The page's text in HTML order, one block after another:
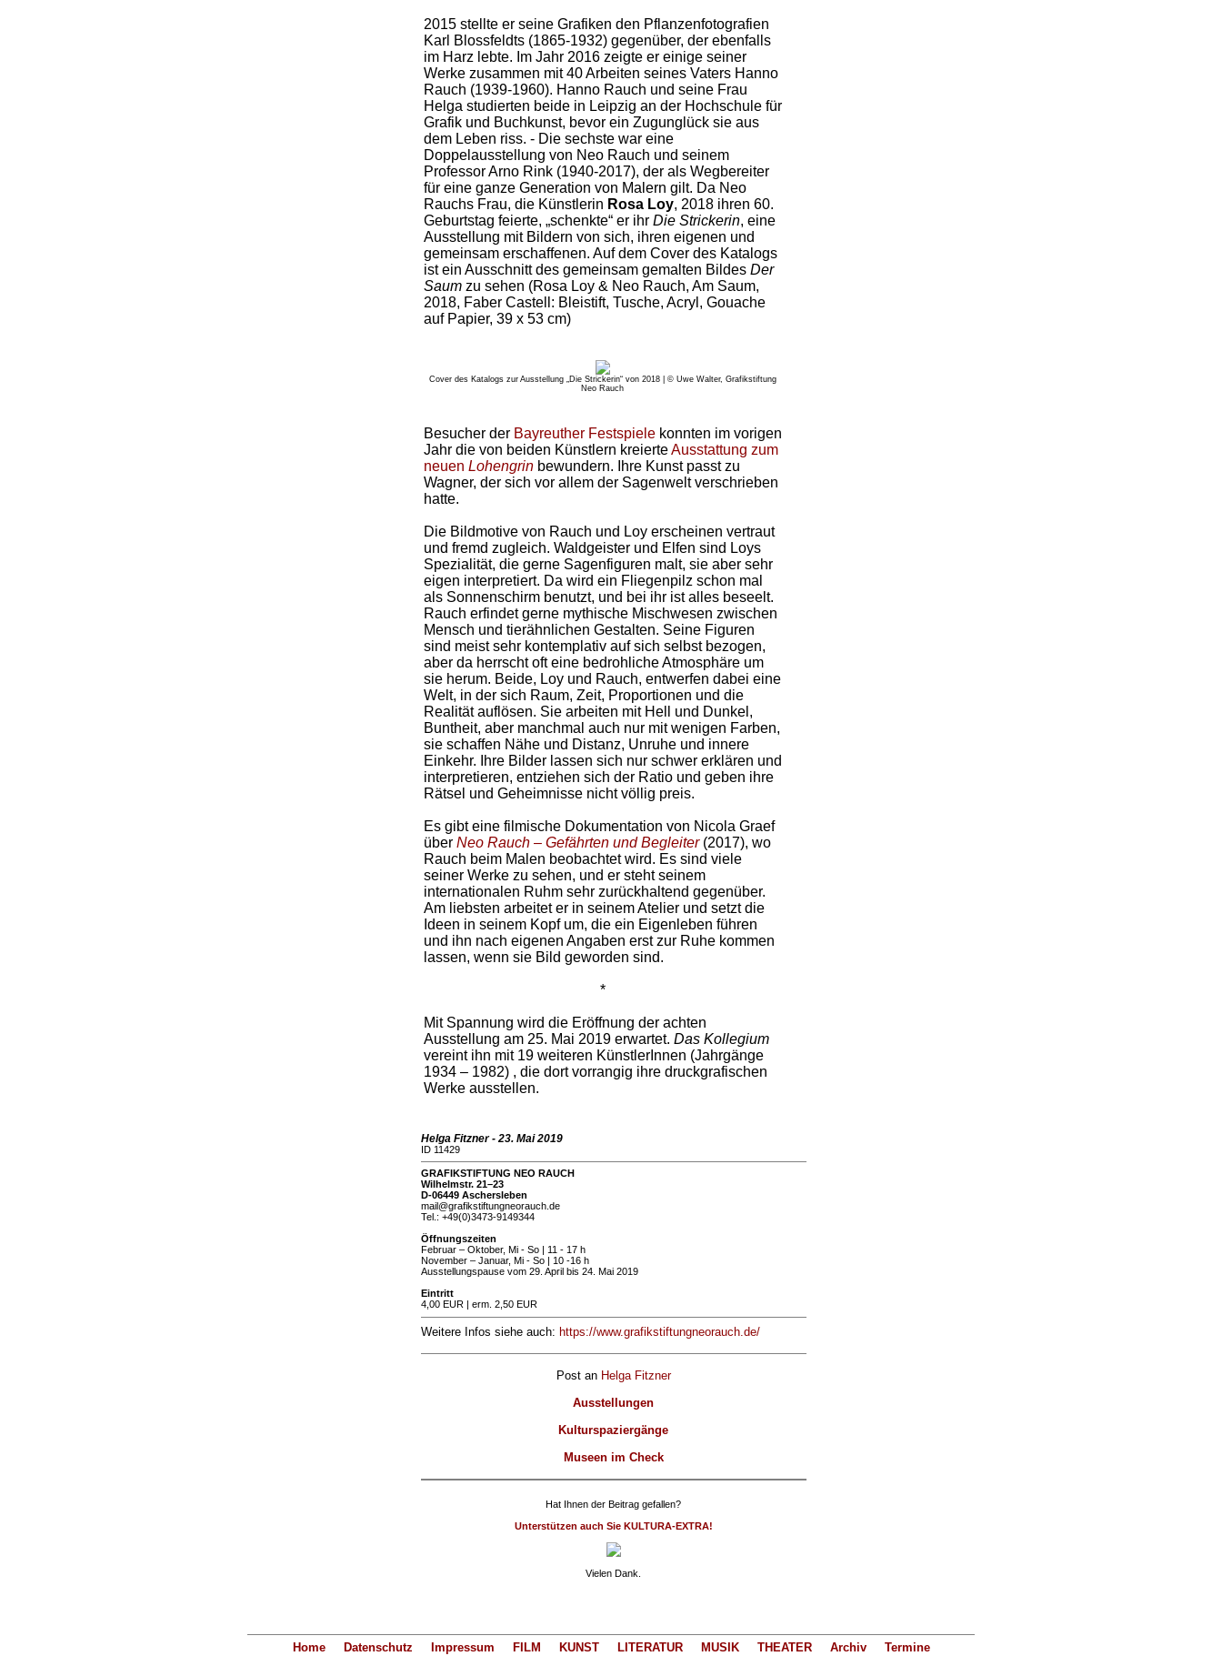
2015 stellte er seine Grafiken den Pflanzenfotografien
Karl Blossfeldts (1865-1932) gegenüber, der ebenfalls
im Harz lebte. Im Jahr 2016 zeigte er einige seiner
Werke zusammen mit 40 Arbeiten seines Vaters Hanno
Rauch (1939-1960). Hanno Rauch und seine Frau
Helga studierten beide in Leipzig an der Hochschule für
Grafik und Buchkunst, bevor ein Zugunglück sie aus
dem Leben riss. - Die sechste war eine
Doppelausstellung von Neo Rauch und seinem
Professor Arno Rink (1940-2017), der als Wegbereiter
für eine ganze Generation von Malern gilt. Da Neo
Rauchs Frau, die Künstlerin Rosa Loy, 2018 ihren 60.
Geburtstag feierte, „schenkte“ er ihr Die Strickerin, eine
Ausstellung mit Bildern von sich, ihren eigenen und
gemeinsam erschaffenen. Auf dem Cover des Katalogs
ist ein Ausschnitt des gemeinsam gemalten Bildes Der
Saumzu sehen (Rosa Loy & Neo Rauch, Am Saum,
2018, Faber Castell: Bleistift, Tusche, Acryl, Gouache
auf Papier, 39 x 53 cm)
Cover des Katalogs zur Ausstellung „Die Strickerin“ von 2018 | © Uwe Walter, Grafikstiftung
Neo Rauch
Besucher der Bayreuther Festspielekonnten im vorigen
Jahr die von beiden Künstlern kreierteAusstattung zum
neuen Lohengrinbewundern. Ihre Kunst passt zu
Wagner, der sich vor allem der Sagenwelt verschrieben
hatte.
Die Bildmotive von Rauch und Loy erscheinen vertraut
und fremd zugleich. Waldgeister und Elfen sind Loys
Spezialität, die gerne Sagenfiguren malt, sie aber sehr
eigen interpretiert. Da wird ein Fliegenpilz schon mal
als Sonnenschirm benutzt, und bei ihr ist alles beseelt.
Rauch erfindet gerne mythische Mischwesen zwischen
Mensch und tierähnlichen Gestalten. Seine Figuren
sind meist sehr kontemplativ auf sich selbst bezogen,
aber da herrscht oft eine bedrohliche Atmosphäre um
sie herum. Beide, Loy und Rauch, entwerfen dabei eine
Welt, in der sich Raum, Zeit, Proportionen und die
Realität auflösen. Sie arbeiten mit Hell und Dunkel,
Buntheit, aber manchmal auch nur mit wenigen Farben,
sie schaffen Nähe und Distanz, Unruhe und innere
Einkehr. Ihre Bilder lassen sich nur schwer erklären und
interpretieren, entziehen sich der Ratio und geben ihre
Rätsel und Geheimnisse nicht völlig preis.
Es gibt eine filmische Dokumentation von Nicola Graef
über Neo Rauch – Gefährten und Begleiter(2017), wo
Rauch beim Malen beobachtet wird. Es sind viele
seiner Werke zu sehen, und er steht seinem
internationalen Ruhm sehr zurückhaltend gegenüber.
Am liebsten arbeitet er in seinem Atelier und setzt die
Ideen in seinem Kopf um, die ein Eigenleben führen
und ihn nach eigenen Angaben erst zur Ruhe kommen
lassen, wenn sie Bild geworden sind.
*
Mit Spannung wird die Eröffnung der achten
Ausstellung am 25. Mai 2019 erwartet. Das Kollegium
vereint ihn mit 19 weiteren KünstlerInnen (Jahrgänge
1934 – 1982) , die dort vorrangig ihre druckgrafischen
Werke ausstellen.
Helga Fitzner - 23. Mai 2019
ID 11429
GRAFIKSTIFTUNG NEO RAUCH
Wilhelmstr. 21–23
D-06449 Aschersleben
mail@grafikstiftungneorauch.de
Tel.: +49(0)3473-9149344
Öffnungszeiten
Februar – Oktober, Mi - So | 11 - 17 h
November – Januar, Mi - So | 10 -16 h
Ausstellungspause vom 29. April bis 24. Mai 2019
Eintritt
4,00 EUR | erm. 2,50 EUR
Weitere Infos siehe auch: https://www.grafikstiftungneorauch.de/
Post an Helga Fitzner
Ausstellungen
Kulturspaziergänge
Museen im Check
Hat Ihnen der Beitrag gefallen?
Unterstützen auch Sie KULTURA-EXTRA!
Vielen Dank.
Home Datenschutz Impressum FILM KUNST LITERATUR MUSIK THEATER Archiv Termine